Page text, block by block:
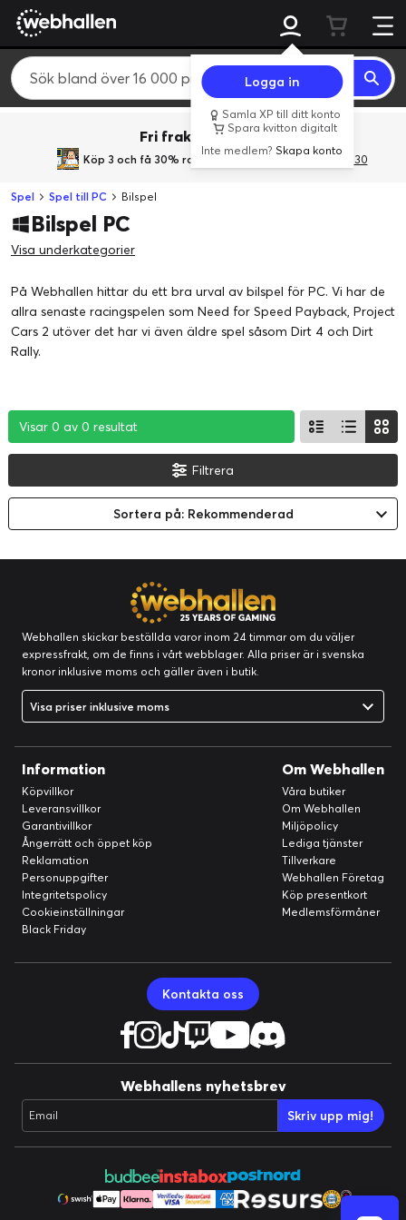
Logga in
Samla XP till ditt konto
Spara kvitton digitalt
Inte medlem?Skapa konto
Fri frakt över 800 kr.
Köp 3 och få 30% rabatt med rabattkoden 3Gives30
Spel Spel till PC Bilspel
Bilspel PC
Visa underkategorier
På Webhallen hittar du ett bra urval av bilspel för PC. Vi har de
allra senaste racingspelen som Need for Speed Payback, Project
Cars 2 utöver det har vi även äldre spel såsom Dirt 4 och Dirt
Rally.
Visar 0 av 0 resultat
Visar 0 av 0 resultat
Visar 0 av 0 resultat
Filtrera
Sortera på: Rekommenderad
Webhallen skickar beställda varor inom 24 timmar om du väljer
expressfrakt, om de finns i vårt webblager. Alla priser är i svenska
kronor inklusive moms och gäller även i butik.
Visa priser inklusive moms
Information
Köpvillkor
Leveransvillkor
Garantivillkor
Ångerrätt och öppet köp
Reklamation
Personuppgifter
Integritetspolicy
Cookieinställningar
Black Friday
Om Webhallen
Våra butiker
Om Webhallen
Miljöpolicy
Lediga tjänster
Tillverkare
Webhallen Företag
Köp presentkort
Medlemsförmåner
Kontakta oss
Webhallens nyhetsbrev
Email Skriv upp mig!